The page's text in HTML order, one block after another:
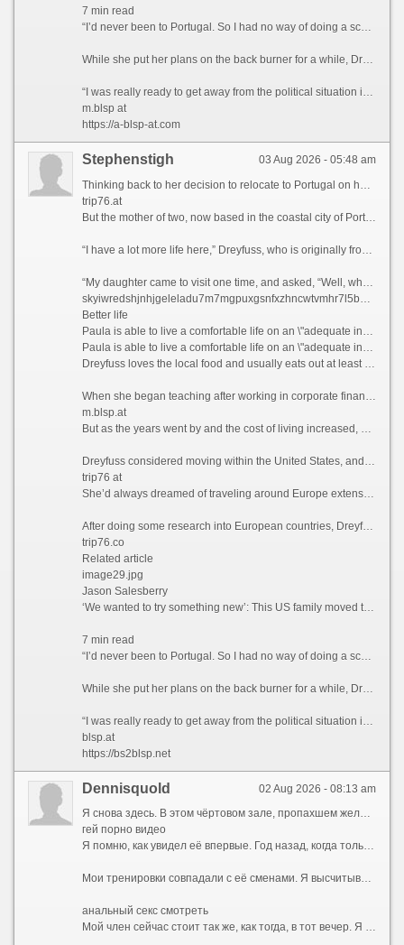
7 min read
“I’d never been to Portugal. So I had no way of doing a scouting trip or anything,” she says. “I thought, ‘I’m going to go over there. And If I don’t like Portugal, then I’ll move to Spain or France.’”
While she put her plans on the back burner for a while, Dreyfuss says that the Covid-19 pandemic in 2021 ultimately prompted her to finally leave the US permanently.
“I was really ready to get away from the political situation in the United States,” she admits.
m.blsp at
https://a-blsp-at.com
03 Aug 2026 - 05:48 am
Stephenstigh
trip76.at
But the mother of two, now based in the coastal city of Porto, famous for its Port wine and spectacular bridges, has no regrets today, as her life is much richer in many ways.
“I have a lot more life here,” Dreyfuss, who is originally from Texas, tells CNN Travel, before blissfully describing her frequent trips to local museums, movie theaters, and pop-up wineries in the Douro Valley, a UNESCO World Heritage region in northern Portugal.
“My daughter came to visit one time, and asked, “Well, what do you guys do all day?” she recalls. “And my friend holds up a glass of Champagne and goes, “You’re looking at it.”
skyiwredshjnhjgeleladu7m7mgpuxgsnfxzhncwtvmhr7l5bniutayd.onion
Better life
Paula is able to live a comfortable life on an \"adequate income\" in Portugal, which she feels wouldn\'t have been possible if she\'d stayed in California.
Paula is able to live a comfortable life on an \"adequate income\" in Portugal, which she feels wouldn\'t have been possible if she\'d stayed in California. Courtesy Paula Dreyfuss
Dreyfuss loves the local food and usually eats out at least three times a week, something she simply couldn’t have afforded to do when she was based in San Diego, California, where she lived and worked as a teacher previously.
When she began teaching after working in corporate finance for years, Dreyfuss thought she’d end up with a retirement income that would provide her with a comfortable lifestyle.
m.blsp.at
But as the years went by and the cost of living increased, she realized that this was unlikely to be the case.
Dreyfuss considered moving within the United States, and recalls driving up to Seattle and “stopping at a bunch of places,” but says she couldn’t find anywhere affordable enough to tempt her away.
trip76 at
She’d always dreamed of traveling around Europe extensively, but Dreyfuss knew that this would likely never happen if she stayed where she was. So what better way to explore the continent than actually moving there?
After doing some research into European countries, Dreyfuss found that the only visa that she qualified for at the time was the Portugal D7 visa, which allows non-EU nationals with a stable passive income to reside in the country.
trip76.co
Related article
image29.jpg
Jason Salesberry
‘We wanted to try something new’: This US family moved to Italy sight unseen nine years ago and never looked back
7 min read
“I’d never been to Portugal. So I had no way of doing a scouting trip or anything,” she says. “I thought, ‘I’m going to go over there. And If I don’t like Portugal, then I’ll move to Spain or France.’”
While she put her plans on the back burner for a while, Dreyfuss says that the Covid-19 pandemic in 2021 ultimately prompted her to finally leave the US permanently.
“I was really ready to get away from the political situation in the United States,” she admits.
blsp.at
https://bs2blsp.net
02 Aug 2026 - 08:13 am
Dennisquold
Я снова здесь. В этом чёртовом зале, пропахшем железом и чужим потом. Мои руки машинально тянут рукоятку тренажёра, мышцы ноют привычной болью, а мысли — мысли совсем не о спорте. Я смотрю на неё. Она сидит за стойкой ресепшена, перебирает бумаги, изредка поднимает глаза и улыбается входящим. Вежливо, дежурно. Но когда наши взгляды пересекаются, в её зрачках вспыхивает что-то совсем иное — тёмное, спрятанное под маской скучающей администраторши. Жена тренера. Катя.
гей порно видео
Я помню, как увидел её впервые. Год назад, когда только купил абонемент. Сергей, мой тренер, здоровенный мужик с бычьей шеей и вечно красным лицом, орал на меня за неправильную технику приседа. Она подошла, подала ему бутылку воды, мельком глянула на меня — и ушла. Ничего особенного. Обычная женщина, фигуристая, с тяжёлой грудью, которую она прятала под бесформенными футболками, с длинными тёмными волосами. Но было в ней что-то такое... Приручённое. Так дикий зверь, посаженный в клетку, сохраняет грацию движений, но теряет блеск в глазах. Она была красива той красотой, которую уже не замечает муж. Я стал замечать.
Мои тренировки совпадали с её сменами. Я высчитывал дни, когда она будет за стойкой. Сергей, ничего не подозревая, продолжал орать на меня, хлопать по плечу своей лапищей, рассказывать про «базу» и «сушку», а я думал только о том, как она поправляет волосы, как облизывает губы, когда задумывается, как наклоняется над стойкой, открывая взгляду ложбинку груди. Я представлял, какая она там, под одеждой. Представлял её запах. Не дезодорант и духи, а её, настоящий, — той женщины, которая спит с Сергеем, но не любит его. Я был уверен, что не любит. По тому, как она отстранялась, когда он мимоходом хлопал её по заднице. По тому, как она вздрагивала, когда он повышал голос.
анальный секс смотреть
Мой член сейчас стоит так же, как тогда, в тот вечер. Я сижу на скамье для жима, а перед глазами — не чёртово железо, а тот момент, когда всё началось.